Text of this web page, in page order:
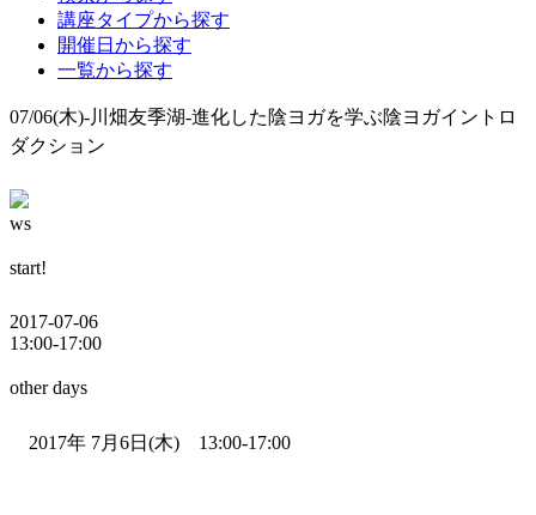
講座タイプから探す
開催日から探す
一覧から探す
07/06(木)-川畑友季湖-進化した陰ヨガを学ぶ陰ヨガイントロ
ダクション
ws
start!
2017-07-06
13:00-17:00
other days
2017年 7月6日(木) 13:00-17:00